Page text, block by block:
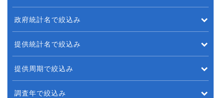
政府統計名で絞込み
提供統計名で絞込み
提供周期で絞込み
調査年で絞込み